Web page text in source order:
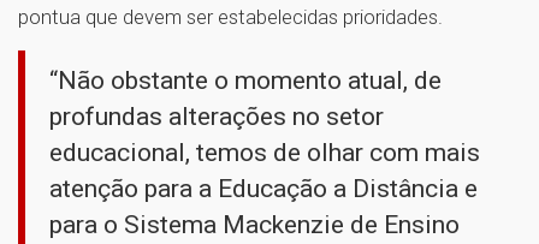
pontua que devem ser estabelecidas prioridades.
“Não obstante o momento atual, de
profundas alterações no setor
educacional, temos de olhar com mais
atenção para a Educação a Distância e
para o Sistema Mackenzie de Ensino